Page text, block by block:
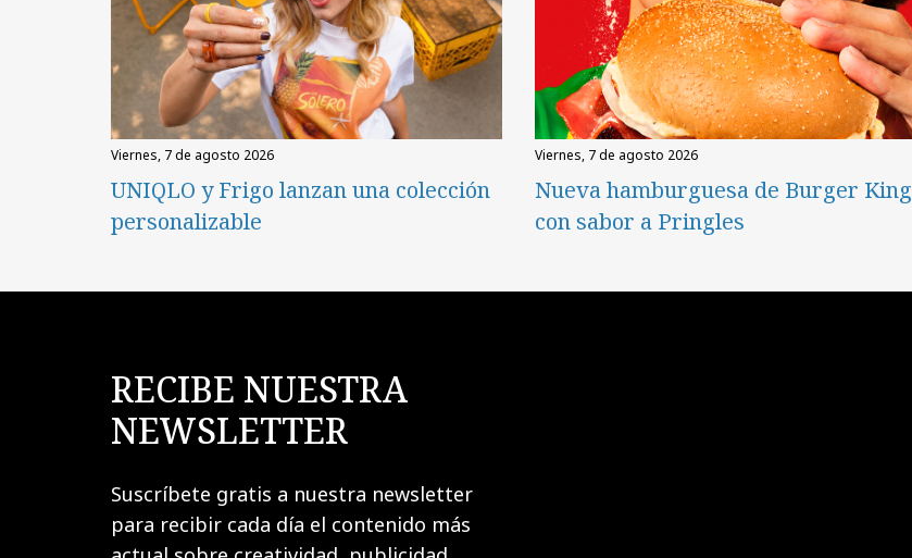
viernes, 7 de agosto 2026
UNIQLO y Frigo lanzan una colección
personalizable
viernes, 7 de agosto 2026
Nueva hamburguesa de Burger King
con sabor a Pringles
RECIBE NUESTRA
NEWSLETTER
Suscríbete gratis a nuestra newsletter
para recibir cada día el contenido más